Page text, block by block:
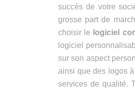
succès de votre
grosse part de
choisir le logiciel
logiciel
sur son aspect
ainsi que des logos
services de qualité.